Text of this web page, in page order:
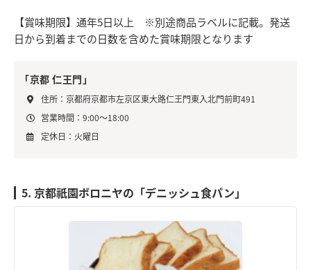
【賞味期限】通年5日以上 ※別途商品ラベルに記載。発送
日から到着までの日数を含めた賞味期限となります
「京都 仁王門」
住所：京都府京都市左京区東大路仁王門東入北門前町491
営業時間：9:00～18:00
定休日：火曜日
5. 京都祇園ボロニヤの「デニッシュ食パン」